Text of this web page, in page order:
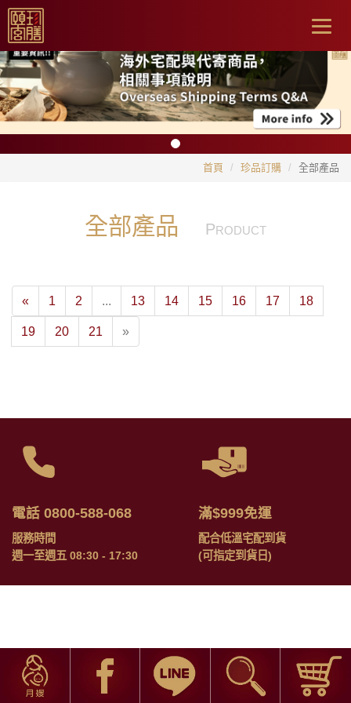
首頁 珍品訂購 全部產品
全部產品 PRODUCT
« 1 2 ... 13 14 15 16 17 18
19 20 21 »
電話 0800-588-068
服務時間
週一至週五 08:30 - 17:30
滿$999免運
配合低溫宅配到貨
(可指定到貨日)